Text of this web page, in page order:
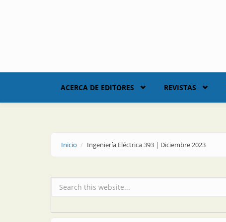
ACERCA DE EDITORES REVISTAS
Inicio Ingeniería Eléctrica 393 | Diciembre 2023
Formulario de búsqueda